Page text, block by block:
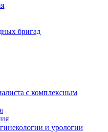
бригад
с комплексным
и урологии